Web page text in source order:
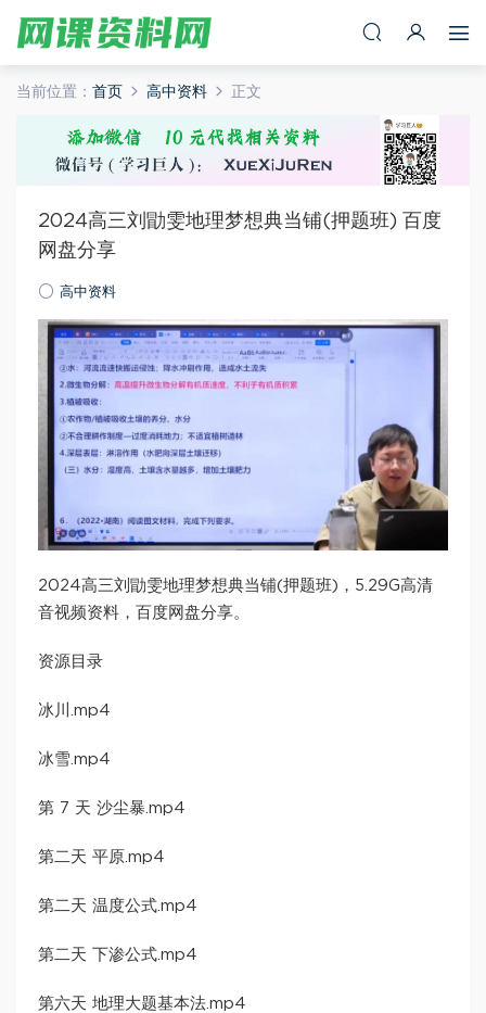
当前位置： 首页 高中资料 正文
2024高三刘勖雯地理梦想典当铺(押题班) 百度
网盘分享
高中资料
2024高三刘勖雯地理梦想典当铺(押题班)，5.29G高清
音视频资料，百度网盘分享。
资源目录
冰川.mp4
冰雪.mp4
第 7 天 沙尘暴.mp4
第二天 平原.mp4
第二天 温度公式.mp4
第二天 下渗公式.mp4
第六天 地理大题基本法.mp4